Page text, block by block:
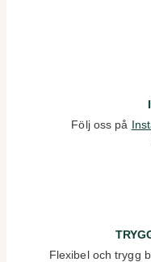
Följ oss på
Flexibel och trygg